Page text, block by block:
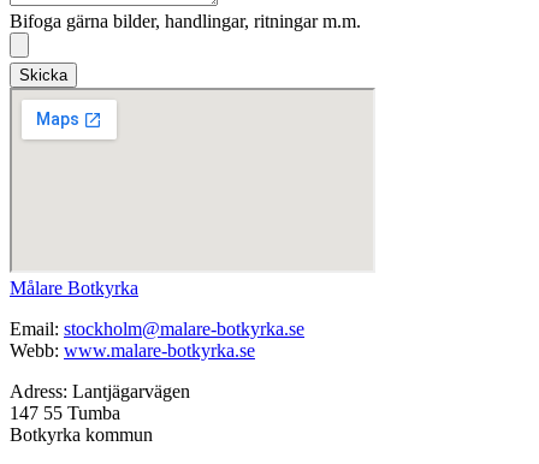
Bifoga gärna bilder, handlingar, ritningar m.m.
Skicka
Målare Botkyrka
Email: stockholm@malare-botkyrka.se
Webb: www.malare-botkyrka.se
Adress: Lantjägarvägen
147 55 Tumba
Botkyrka kommun